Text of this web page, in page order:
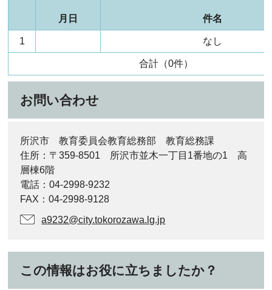
月日 件名
1 なし
合計（0件）
お問い合わせ
所沢市 教育委員会教育総務部 教育総務課
住所：〒359-8501 所沢市並木一丁目1番地の1 高
層棟6階
電話：04-2998-9232
FAX：04-2998-9128
a9232@city.tokorozawa.lg.jp
この情報はお役に立ちましたか？